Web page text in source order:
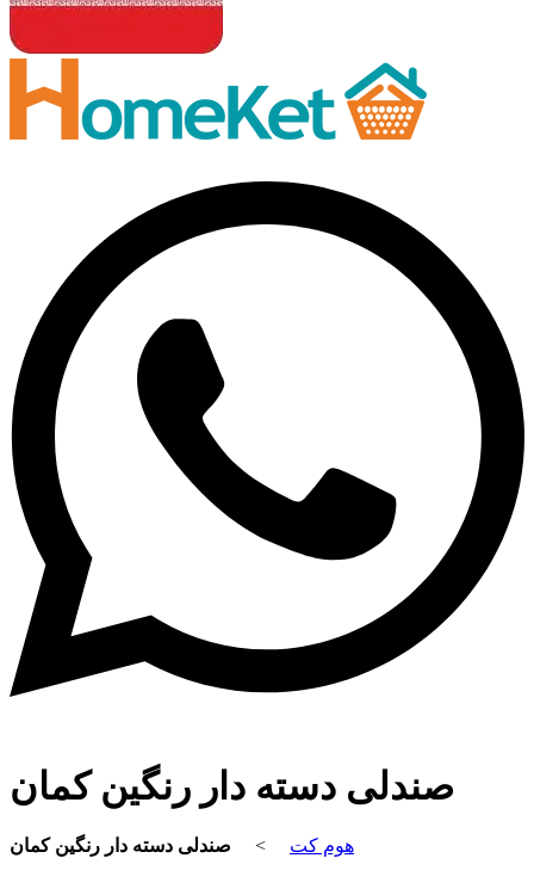
صندلی دسته دار رنگین کمان
هوم کت > صندلی دسته دار رنگین کمان